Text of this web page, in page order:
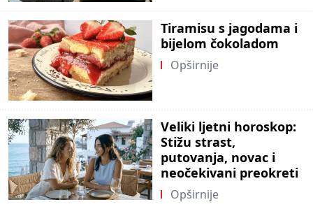
Tiramisu s jagodama i
bijelom čokoladom
Opširnije
Veliki ljetni horoskop:
Stižu strast,
putovanja, novac i
neočekivani preokreti
Opširnije